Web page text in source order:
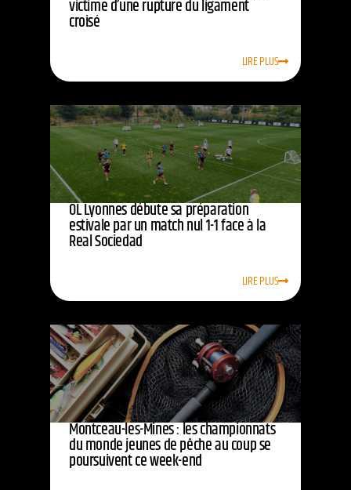
victime d’une rupture du ligament
croisé
LIRE PLUS
OL Lyonnes débute sa préparation
estivale par un match nul 1-1 face à la
Real Sociedad
LIRE PLUS
Montceau-les-Mines : les championnats
du monde jeunes de pêche au coup se
poursuivent ce week-end